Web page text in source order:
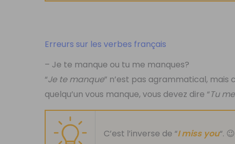
Erreurs sur les verbes français
– Je te manque ou tu me manques?
“Je te manque” n’est pas agrammatical,
quelqu’un vous manque, vous devez dire “Tu
C’est l’inverse de “I miss you“. 😉